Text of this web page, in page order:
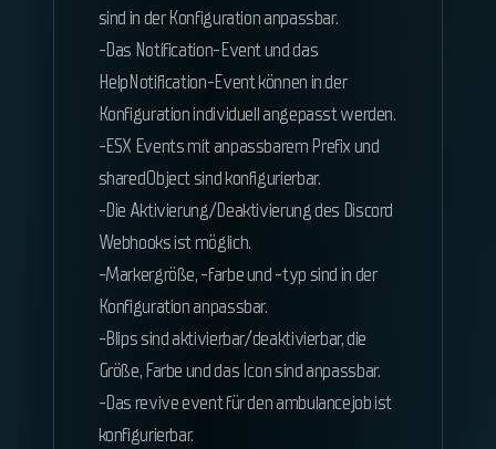
sind in der Konfiguration anpassbar.
-Das Notification-Event und das
HelpNotification-Event können in der
Konfiguration individuell angepasst werden.
-ESX Events mit anpassbarem Prefix und
sharedObject sind konfigurierbar.
-Die Aktivierung/Deaktivierung des Discord
Webhooks ist möglich.
-Markergröße, -farbe und -typ sind in der
Konfiguration anpassbar.
-Blips sind aktivierbar/deaktivierbar, die
Größe, Farbe und das Icon sind anpassbar.
-Das revive event für den ambulancejob ist
konfigurierbar.